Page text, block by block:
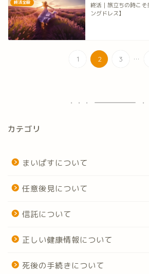
終活全般
終活｜旅立ちの時こ
ングドレス】
1 2 3 ...
カテゴリ
まいぱすについて
任意後見について
信託について
正しい健康情報について
死後の手続きについて